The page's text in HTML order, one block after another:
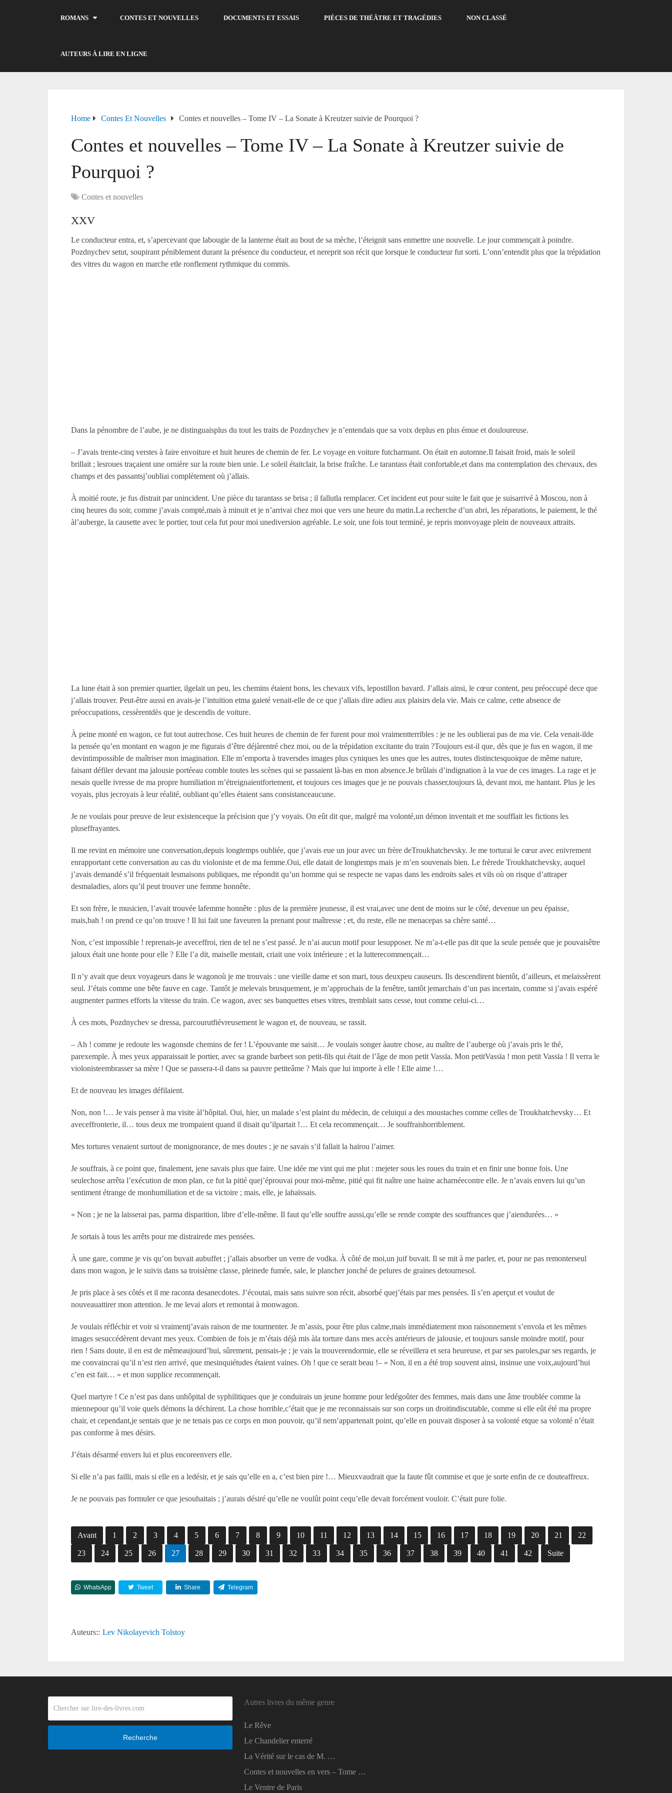
ROMANS CONTES ET NOUVELLES DOCUMENTS ET ESSAIS PIÈCES DE THÉÂTRE ET TRAGÉDIES NON CLASSÉ
AUTEURS À LIRE EN LIGNE
Home Contes Et Nouvelles Contes et nouvelles – Tome IV – La Sonate à Kreutzer suivie de Pourquoi ?
Contes et nouvelles – Tome IV – La Sonate à Kreutzer suivie de
Pourquoi ?
Contes et nouvelles
XXV
Le conducteur entra, et, s’apercevant que labougie de la lanterne était au bout de sa mèche, l’éteignit sans enmettre une nouvelle. Le jour commençait à poindre.
Pozdnychev setut, soupirant péniblement durant la présence du conducteur, et nereprit son récit que lorsque le conducteur fut sorti. L’onn’entendit plus que la trépidation
des vitres du wagon en marche etle ronflement rythmique du commis.
Dans la pénombre de l’aube, je ne distinguaisplus du tout les traits de Pozdnychev je n’entendais que sa voix deplus en plus émue et douloureuse.
– J’avais trente-cinq verstes à faire envoiture et huit heures de chemin de fer. Le voyage en voiture futcharmant. On était en automne.Il faisait froid, mais le soleil
brillait ; lesroues traçaient une ornière sur la route bien unie. Le soleil étaitclair, la brise fraîche. Le tarantass était confortable,et dans ma contemplation des chevaux, des
champs et des passantsj’oubliai complètement où j’allais.
À moitié route, je fus distrait par unincident. Une pièce du tarantass se brisa ; il fallutla remplacer. Cet incident eut pour suite le fait que je suisarrivé à Moscou, non à
cinq heures du soir, comme j’avais compté,mais à minuit et je n’arrivai chez moi que vers une heure du matin.La recherche d’un abri, les réparations, le paiement, le thé
àl’auberge, la causette avec le portier, tout cela fut pour moi unediversion agréable. Le soir, une fois tout terminé, je repris monvoyage plein de nouveaux attraits.
La lune était à son premier quartier, ilgelait un peu, les chemins étaient bons, les chevaux vifs, lepostillon bavard. J’allais ainsi, le cœur content, peu préoccupé dece que
j’allais trouver. Peut-être aussi en avais-je l’intuition etma gaieté venait-elle de ce que j’allais dire adieu aux plaisirs dela vie. Mais ce calme, cette absence de
préoccupations, cessèrentdès que je descendis de voiture.
À peine monté en wagon, ce fut tout autrechose. Ces huit heures de chemin de fer furent pour moi vraimentterribles : je ne les oublierai pas de ma vie. Cela venait-ilde
la pensée qu’en montant en wagon je me figurais d’être déjàrentré chez moi, ou de la trépidation excitante du train ?Toujours est-il que, dès que je fus en wagon, il me
devintimpossible de maîtriser mon imagination. Elle m’emporta à traversdes images plus cyniques les unes que les autres, toutes distinctesquoique de même nature,
faisant défiler devant ma jalousie portéeau comble toutes les scènes qui se passaient là-bas en mon absence.Je brûlais d’indignation à la vue de ces images. La rage et je
nesais quelle ivresse de ma propre humiliation m’étreignaientfortement, et toujours ces images que je ne pouvais chasser,toujours là, devant moi, me hantant. Plus je les
voyais, plus jecroyais à leur réalité, oubliant qu’elles étaient sans consistanceaucune.
Je ne voulais pour preuve de leur existenceque la précision que j’y voyais. On eût dit que, malgré ma volonté,un démon inventait et me soufflait les fictions les
pluseffrayantes.
Il me revint en mémoire une conversation,depuis longtemps oubliée, que j’avais eue un jour avec un frère deTroukhatchevsky. Je me torturai le cœur avec enivrement
enrapportant cette conversation au cas du violoniste et de ma femme.Oui, elle datait de longtemps mais je m’en souvenais bien. Le frèrede Troukhatchevsky, auquel
j’avais demandé s’il fréquentait lesmaisons publiques, me répondit qu’un homme qui se respecte ne vapas dans les endroits sales et vils où on risque d’attraper
desmaladies, alors qu’il peut trouver une femme honnête.
Et son frère, le musicien, l’avait trouvée lafemme honnête : plus de la première jeunesse, il est vrai,avec une dent de moins sur le côté, devenue un peu épaisse,
mais,bah ! on prend ce qu’on trouve ! Il lui fait une faveuren la prenant pour maîtresse ; et, du reste, elle ne menacepas sa chère santé…
Non, c’est impossible ! reprenais-je aveceffroi, rien de tel ne s’est passé. Je n’ai aucun motif pour lesupposer. Ne m’a-t-elle pas dit que la seule pensée que je pouvaisêtre
jaloux était une honte pour elle ? Elle l’a dit, maiselle mentait, criait une voix intérieure ; et la lutterecommençait…
Il n’y avait que deux voyageurs dans le wagonoù je me trouvais : une vieille dame et son mari, tous deuxpeu causeurs. Ils descendirent bientôt, d’ailleurs, et melaissèrent
seul. J’étais comme une bête fauve en cage. Tantôt je melevais brusquement, je m’approchais de la fenêtre, tantôt jemarchais d’un pas incertain, comme si j’avais espéré
augmenter parmes efforts la vitesse du train. Ce wagon, avec ses banquettes etses vitres, tremblait sans cesse, tout comme celui-ci…
À ces mots, Pozdnychev se dressa, parcourutfiévreusement le wagon et, de nouveau, se rassit.
– Ah ! comme je redoute les wagonsde chemins de fer ! L’épouvante me saisit… Je voulais songer àautre chose, au maître de l’auberge où j’avais pris le thé,
parexemple. À mes yeux apparaissait le portier, avec sa grande barbeet son petit-fils qui était de l’âge de mon petit Vassïa. Mon petitVassïa ! mon petit Vassïa ! Il verra le
violonisteembrasser sa mère ! Que se passera-t-il dans sa pauvre petiteâme ? Mais que lui importe à elle ! Elle aime !…
Et de nouveau les images défilaient.
Non, non !… Je vais penser à ma visite àl’hôpital. Oui, hier, un malade s’est plaint du médecin, de celuiqui a des moustaches comme celles de Troukhatchevsky… Et
aveceffronterie, il… tous deux me trompaient quand il disait qu’ilpartait !… Et cela recommençait… Je souffraishorriblement.
Mes tortures venaient surtout de monignorance, de mes doutes ; je ne savais s’il fallait la haïrou l’aimer.
Je souffrais, à ce point que, finalement, jene savais plus que faire. Une idée me vint qui me plut : mejeter sous les roues du train et en finir une bonne fois. Une
seulechose arrêta l’exécution de mon plan, ce fut la pitié quej’éprouvai pour moi-même, pitié qui fit naître une haine acharnéecontre elle. Je n’avais envers lui qu’un
sentiment étrange de monhumiliation et de sa victoire ; mais, elle, je lahaïssais.
« Non ; je ne la laisserai pas, parma disparition, libre d’elle-même. Il faut qu’elle souffre aussi,qu’elle se rende compte des souffrances que j’aiendurées… »
Je sortais à tous les arrêts pour me distrairede mes pensées.
À une gare, comme je vis qu’on buvait aubuffet ; j’allais absorber un verre de vodka. À côté de moi,un juif buvait. Il se mit à me parler, et, pour ne pas remonterseul
dans mon wagon, je le suivis dans sa troisième classe, pleinede fumée, sale, le plancher jonché de pelures de graines detournesol.
Je pris place à ses côtés et il me raconta desanecdotes. J’écoutai, mais sans suivre son récit, absorbé quej’étais par mes pensées. Il s’en aperçut et voulut de
nouveauattirer mon attention. Je me levai alors et remontai à monwagon.
Je voulais réfléchir et voir si vraimentj’avais raison de me tourmenter. Je m’assis, pour être plus calme,mais immédiatement mon raisonnement s’envola et les mêmes
images sesuccédèrent devant mes yeux. Combien de fois je m’étais déjà mis àla torture dans mes accès antérieurs de jalousie, et toujours sansle moindre motif, pour
rien ! Sans doute, il en est de mêmeaujourd’hui, sûrement, pensais-je ; je vais la trouverendormie, elle se réveillera et sera heureuse, et par ses paroles,par ses regards, je
me convaincrai qu’il n’est rien arrivé, que mesinquiétudes étaient vaines. Oh ! que ce serait beau !– » Non, il en a été trop souvent ainsi, insinue une voix,aujourd’hui
c’en est fait… » et mon supplice recommençait.
Quel martyre ! Ce n’est pas dans unhôpital de syphilitiques que je conduirais un jeune homme pour ledégoûter des femmes, mais dans une âme troublée comme la
miennepour qu’il voie quels démons la déchirent. La chose horrible,c’était que je me reconnaissais sur son corps un droitindiscutable, comme si elle eût été ma propre
chair, et cependant,je sentais que je ne tenais pas ce corps en mon pouvoir, qu’il nem’appartenait point, qu’elle en pouvait disposer à sa volonté etque sa volonté n’était
pas conforme à mes désirs.
J’étais désarmé envers lui et plus encoreenvers elle.
Si elle n’a pas failli, mais si elle en a ledésir, et je sais qu’elle en a, c’est bien pire !… Mieuxvaudrait que la faute fût commise et que je sorte enfin de ce douteaffreux.
Je ne pouvais pas formuler ce que jesouhaitais ; j’aurais désiré qu’elle ne voulût point cequ’elle devait forcément vouloir. C’était pure folie.
Avant 1 2 3 4 5 6 7 8 9 10 11 12 13 14 15 16 17 18 19 20 21 22
23 24 25 26 27 28 29 30 31 32 33 34 35 36 37 38 39 40 41 42 Suite
WhatsApp Tweet Share Telegram
Auteurs:: Lev Nikolayevich Tolstoy
Recherche
Autres livres du même genre
Le Rêve
Le Chandelier enterré
La Vérité sur le cas de M. …
Contes et nouvelles en vers – Tome …
Le Ventre de Paris